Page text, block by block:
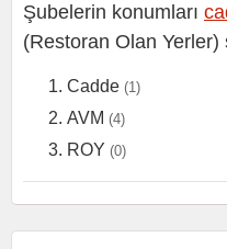
Şubelerin konumları
(Restoran Olan Yerler)
Cadde (1)
AVM (4)
ROY (0)